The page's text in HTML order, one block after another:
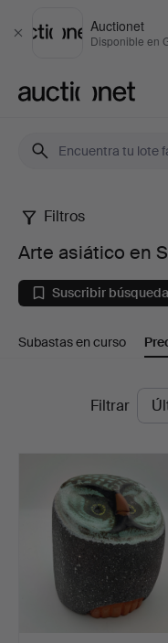
Cerrar
Auctionet
Disponible en
Arte
asiático
en
Skandia
Auktion
Filtros
Arte asiático en
Suscribir búsqueda
Subastas en curso
Filtrar